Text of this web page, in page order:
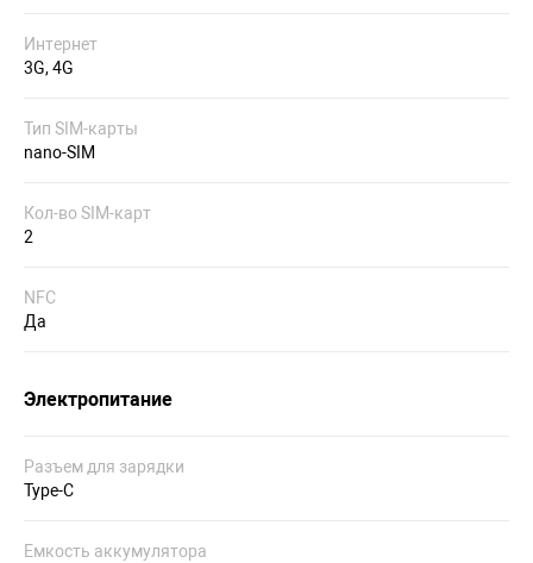
Интернет
3G, 4G
Тип SIM-карты
nano-SIM
Кол-во SIM-карт
2
NFC
Да
Электропитание
Разъем для зарядки
Type-C
Емкость аккумулятора